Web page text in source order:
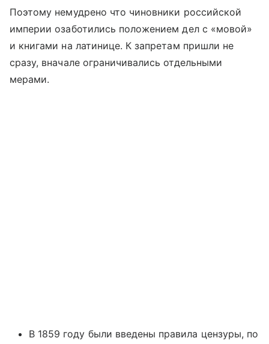
Поэтому немудрено что чиновники российской
империи озаботились положением дел с «мовой»
и книгами на латинице. К запретам пришли не
сразу, вначале ограничивались отдельными
мерами.
В 1859 году были введены правила цензуры, по